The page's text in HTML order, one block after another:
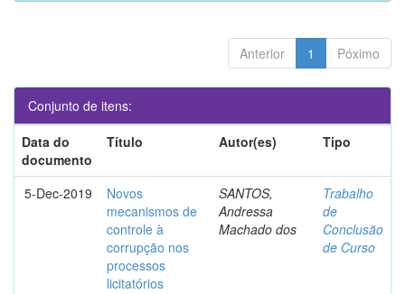
Anterior 1 Póximo
Conjunto de itens:
Data do
documento
Título Autor(es) Tipo
5-Dec-2019
Novos
mecanismos de
controle à
corrupção nos
processos
licitatórios
SANTOS,
Andressa
Machado dos
Trabalho
de
Conclusão
de Curso